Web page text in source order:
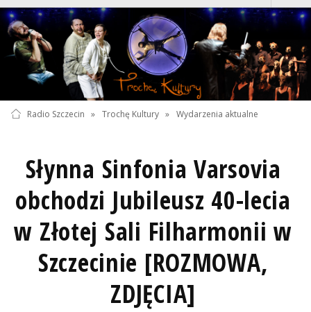
Radio Szczecin » Trochę Kultury » Wydarzenia aktualne
Słynna Sinfonia Varsovia
obchodzi Jubileusz 40-lecia
w Złotej Sali Filharmonii w
Szczecinie [ROZMOWA,
ZDJĘCIA]